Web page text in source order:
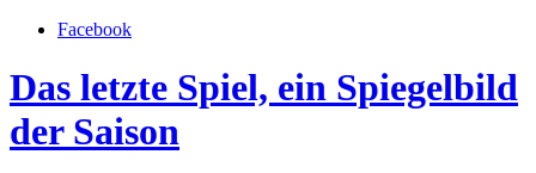
Facebook
Das letzte Spiel, ein Spiegelbild
der Saison